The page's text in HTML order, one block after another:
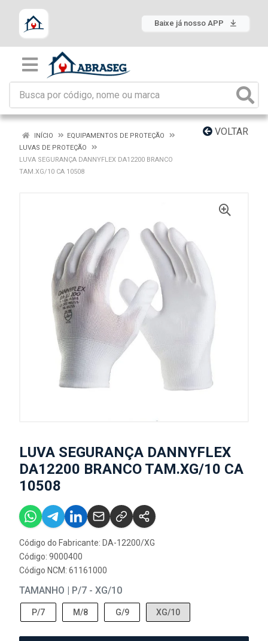
Baixe já nosso APP
VOLTAR
INÍCIO
EQUIPAMENTOS DE PROTEÇÃO
LUVAS DE PROTEÇÃO
LUVA SEGURANÇA DANNYFLEX DA12200 BRANCO
TAM.XG/10 CA 10508
LUVA SEGURANÇA DANNYFLEX
DA12200 BRANCO TAM.XG/10 CA
10508
Código do Fabricante: DA-12200/XG
Código: 9000400
Código NCM: 61161000
TAMANHO | P/7 - XG/10
P/7 M/8 G/9 XG/10